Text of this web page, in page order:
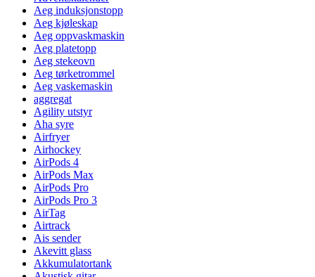
Aeg induksjonstopp
Aeg kjøleskap
Aeg oppvaskmaskin
Aeg platetopp
Aeg stekeovn
Aeg tørketrommel
Aeg vaskemaskin
aggregat
Agility utstyr
Aha syre
Airfryer
Airhockey
AirPods 4
AirPods Max
AirPods Pro
AirPods Pro 3
AirTag
Airtrack
Ais sender
Akevitt glass
Akkumulatortank